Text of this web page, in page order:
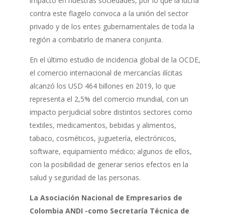
contra este flagelo convoca a la unión del sector
privado y de los entes gubernamentales de toda la
región a combatirlo de manera conjunta.
En el último estudio de incidencia global de la OCDE,
el comercio internacional de mercancías ilícitas
alcanzó los USD 464 billones en 2019, lo que
representa el 2,5% del comercio mundial, con un
impacto perjudicial sobre distintos sectores como
textiles, medicamentos, bebidas y alimentos,
tabaco, cosméticos, juguetería, electrónicos,
software, equipamiento médico; algunos de ellos,
con la posibilidad de generar serios efectos en la
salud y seguridad de las personas.
La Asociación Nacional de Empresarios de
Colombia ANDI -como Secretaría Técnica de